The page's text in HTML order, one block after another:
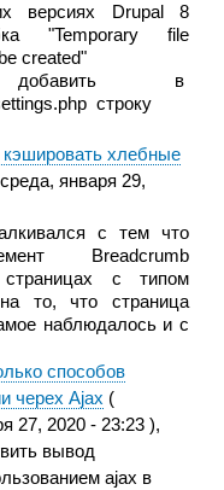
версиях Drupal 8
"Temporary file
created"
добавить в
строку
кэшировать хлебные
среда, января 29,
с тем что
Breadcrumb
с типом
то, что страница
наблюдалось и с
способов
черех Ajax (
27, 2020 - 23:23 ),
вывод
ajax в